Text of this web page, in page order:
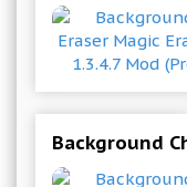
Background